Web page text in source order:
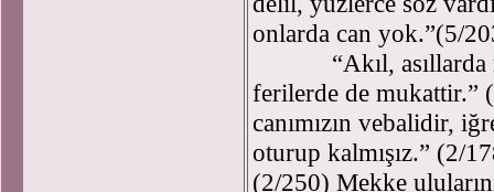
onlarda can yok.”(5/
“Akıl, asıllarda
ferilerde de mukattir.”
canımızın vebalidir,
oturup kalmışız.” (2/
(2/250) Mekke